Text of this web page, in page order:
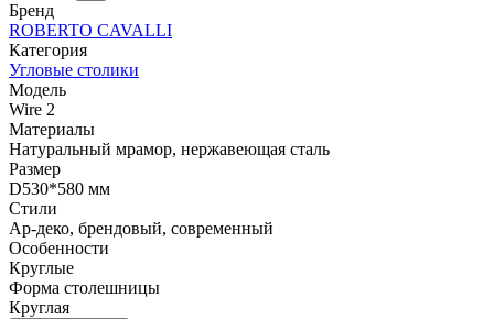
Бренд
ROBERTO CAVALLI
Категория
Угловые столики
Модель
Wire 2
Материалы
Натуральный мрамор, нержавеющая сталь
Размер
D530*580 мм
Стили
Ар-деко, брендовый, современный
Особенности
Круглые
Форма столешницы
Круглая